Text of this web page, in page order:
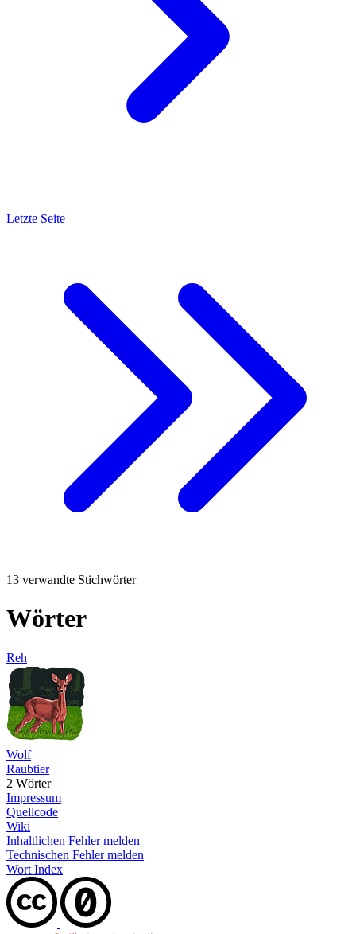
Letzte Seite
13 verwandte Stichwörter
Wörter
Reh
Wolf
Raubtier
2 Wörter
Impressum
Quellcode
Wiki
Inhaltlichen Fehler melden
Technischen Fehler melden
Wort Index